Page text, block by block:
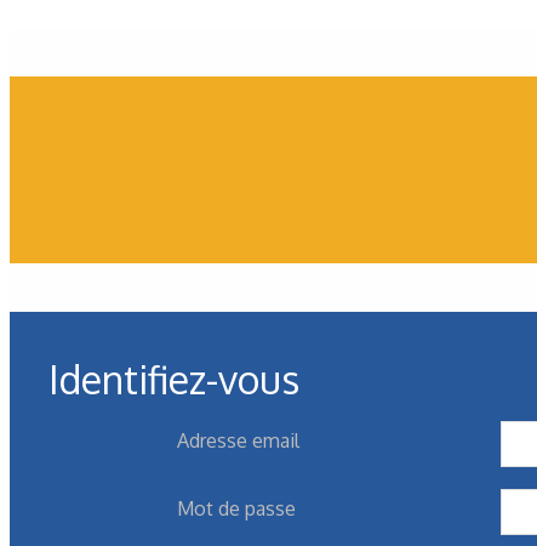
Identifiez-vous
Adresse email
Mot de passe